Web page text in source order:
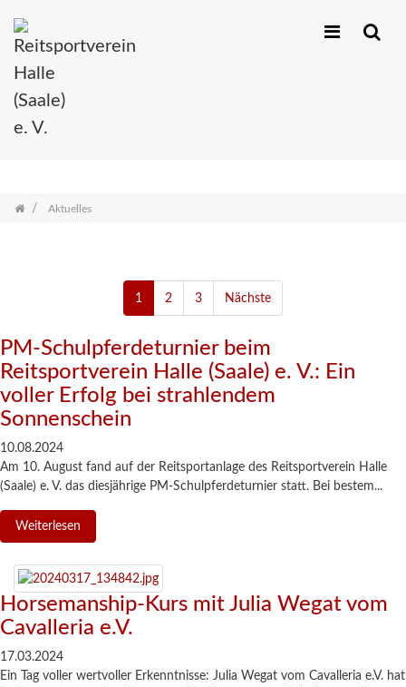
Zum
springen
Aktuelles
Neues aus unserem Verein
Aktuelles
1 2 3 Nächste
PM-Schulpferdeturnier beim
Reitsportverein Halle (Saale) e. V.: Ein
voller Erfolg bei strahlendem
Sonnenschein
10.08.2024
Am 10. August fand auf der Reitsportanlage des Reitsportverein Halle
(Saale) e. V. das diesjährige PM-Schulpferdeturnier statt. Bei bestem...
Weiterlesen
Horsemanship-Kurs mit Julia Wegat vom
Cavalleria e.V.
17.03.2024
Ein Tag voller wertvoller Erkenntnisse: Julia Wegat vom Cavalleria e.V. hat